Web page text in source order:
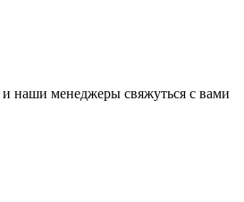
наши менеджеры свяжуться с вами